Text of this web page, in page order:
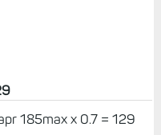
185max x 0.7 = 129